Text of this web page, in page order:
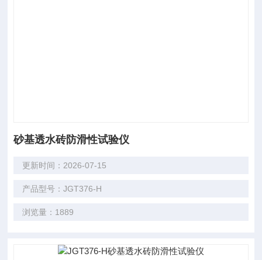
砂基透水砖防滑性试验仪
更新时间：2026-07-15
产品型号：JGT376-H
浏览量：1889